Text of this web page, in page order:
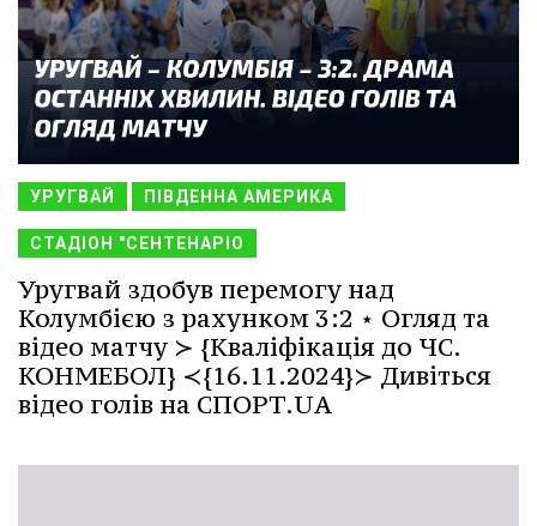
УРУГВАЙ ПІВДЕННА АМЕРИКА
СТАДІОН "СЕНТЕНАРІО
Уругвай здобув перемогу над
Колумбією з рахунком 3:2 ⋆ Огляд та
відео матчу ≻ {Кваліфікація до ЧС.
КОНМЕБОЛ} ≺{16.11.2024}≻ Дивіться
відео голів на СПОРТ.UA